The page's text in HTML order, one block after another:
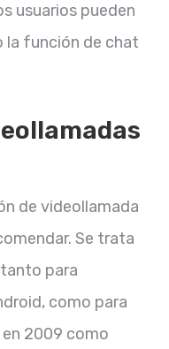
usuarios pueden
la función de chat
de videollamada
Se trata
para
como para
2009 como